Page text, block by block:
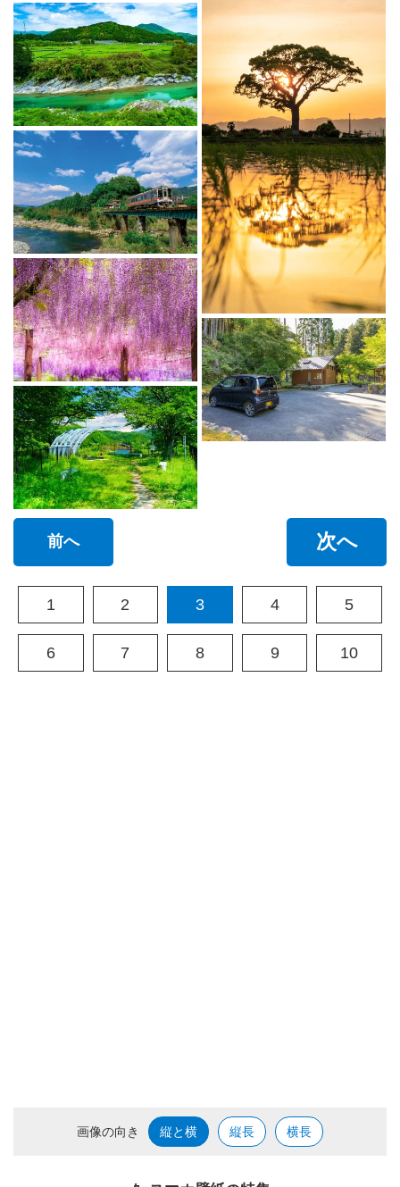
前へ 次へ
1 2 3 4 5
6 7 8 9 10
画像の向き 縦と横 縦長 横長